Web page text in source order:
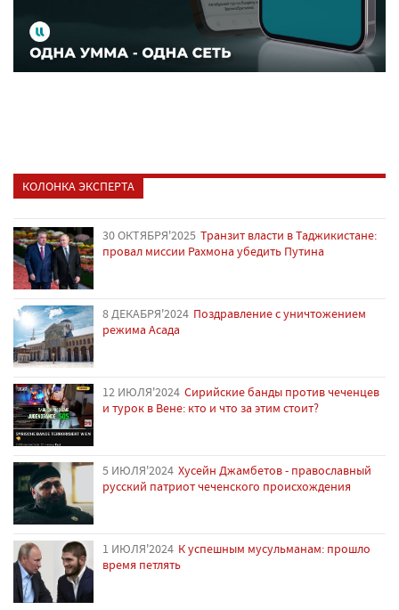
КОЛОНКА ЭКСПЕРТА
30 ОКТЯБРЯ'2025 Транзит власти в Таджикистане:
провал миссии Рахмона убедить Путина
8 ДЕКАБРЯ'2024 Поздравление с уничтожением
режима Асада
12 ИЮЛЯ'2024 Сирийские банды против чеченцев
и турок в Вене: кто и что за этим стоит?
5 ИЮЛЯ'2024 Хусейн Джамбетов - православный
русский патриот чеченского происхождения
1 ИЮЛЯ'2024 К успешным мусульманам: прошло
время петлять